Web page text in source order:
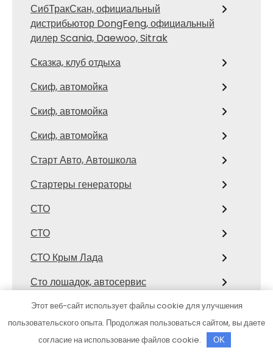
СибТракСкан, официальный
дистрибьютор DongFeng, официальный
дилер Scania, Daewoo, Sitrak
Сказка, клуб отдыха
Скиф, автомойка
Скиф, автомойка
Скиф, автомойка
Старт Авто, Автошкола
Стартеры генераторы
СТО
СТО
СТО Крым Лада
Сто лошадок, автосервис
Столица Поморья, гостиница
Строитель, семейный спортивный
комплекс
Этот веб-сайт использует файлы cookie для улучшения
пользовательского опыта. Продолжая пользоваться сайтом, вы даете
согласие на использование файлов cookie.
OK